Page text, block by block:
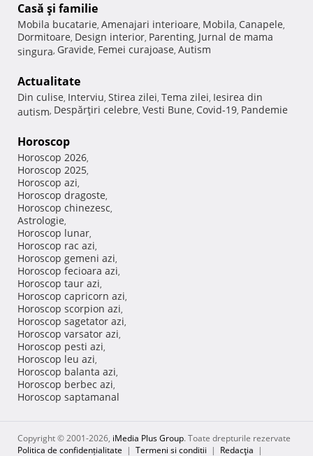
Casă şi familie
Mobila bucatarie, Amenajari interioare, Mobila, Canapele,
Dormitoare, Design interior, Parenting, Jurnal de mama
singura, Gravide, Femei curajoase, Autism
Actualitate
Din culise, Interviu, Stirea zilei, Tema zilei, Iesirea din
autism, Despărţiri celebre, Vesti Bune, Covid-19, Pandemie
Horoscop
Horoscop 2026,
Horoscop 2025,
Horoscop azi,
Horoscop dragoste,
Horoscop chinezesc,
Astrologie,
Horoscop lunar,
Horoscop rac azi,
Horoscop gemeni azi,
Horoscop fecioara azi,
Horoscop taur azi,
Horoscop capricorn azi,
Horoscop scorpion azi,
Horoscop sagetator azi,
Horoscop varsator azi,
Horoscop pesti azi,
Horoscop leu azi,
Horoscop balanta azi,
Horoscop berbec azi,
Horoscop saptamanal
Copyright © 2001-2026, iMedia Plus Group. Toate drepturile rezervate
Politica de confidențialitate | Termeni si conditii | Redacţia |